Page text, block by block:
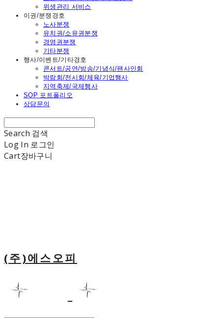
위생관리 서비스
이권/분쟁경호
노사분쟁
유치권/소유권분쟁
경영권분쟁
기타분쟁
행사/이벤트/기타경호
콘서트/공연/방송/기념식/팬사인회
박람회/전시회/체육/기업행사
지역축제/국제행사
SOP 포트폴리오
상담문의
Search 검색
Log In 로그인
Cart장바구니
(주)에스오피